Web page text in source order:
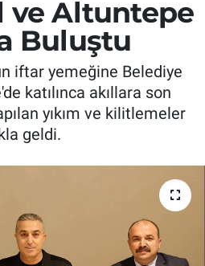
ve Altuntepe
Buluştu
iftar yemeğine Belediye
katılınca akıllara son
yıkım ve kilitlemeler
geldi.